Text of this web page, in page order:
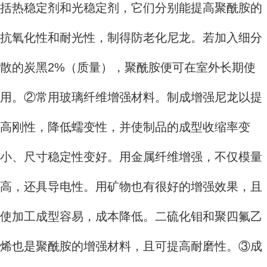
括热稳定剂和光稳定剂，它们分别能提高聚酰胺的
抗氧化性和耐光性，制得防老化尼龙。若加入细分
散的炭黑2%（质量），聚酰胺便可在室外长期使
用。②常用玻璃纤维增强材料。制成增强尼龙以提
高刚性，降低蠕变性，并使制品的成型收缩率变
小、尺寸稳定性变好。用金属纤维增强，不仅模量
高，还具导电性。用矿物也有很好的增强效果，且
使加工成型容易，成本降低。二硫化钼和聚四氟乙
烯也是聚酰胺的增强材料，且可提高耐磨性。③成